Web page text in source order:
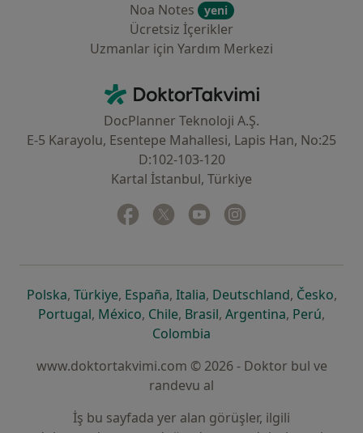
Noa Notes
yeni
Ücretsiz İçerikler
Uzmanlar için Yardım Merkezi
DoktorTakvimi - Ana Sayfa
DocPlanner Teknoloji A.Ş.
E-5 Karayolu, Esentepe Mahallesi, Lapis Han, No:25
D:102-103-120
Kartal İstanbul, Türkiye
Facebook
yeni bir sekmede açılır
Twitter
yeni bir sekmede açılır
Youtube
yeni bir sekmede açılır
Polskayeni bir sekmede açılır
, Türkiyeyeni bir sekmede açılır
, Españayeni bir sekmede açılır
, Italiayeni bir sekmede açılır
, Deutschlandyeni bir
, Českoyeni
,
Portugalyeni bir sekmede açılır
, Méxicoyeni bir sekmede açılır
, Chileyeni bir sekmede açılır
, Brasilyeni bir sekmede açılır
, Argentinayeni bir
, Perúyeni
,
Colombia
www.doktortakvimi.com © 2026 - Doktor bul ve
randevu al
İş bu sayfada yer alan görüşler, ilgili